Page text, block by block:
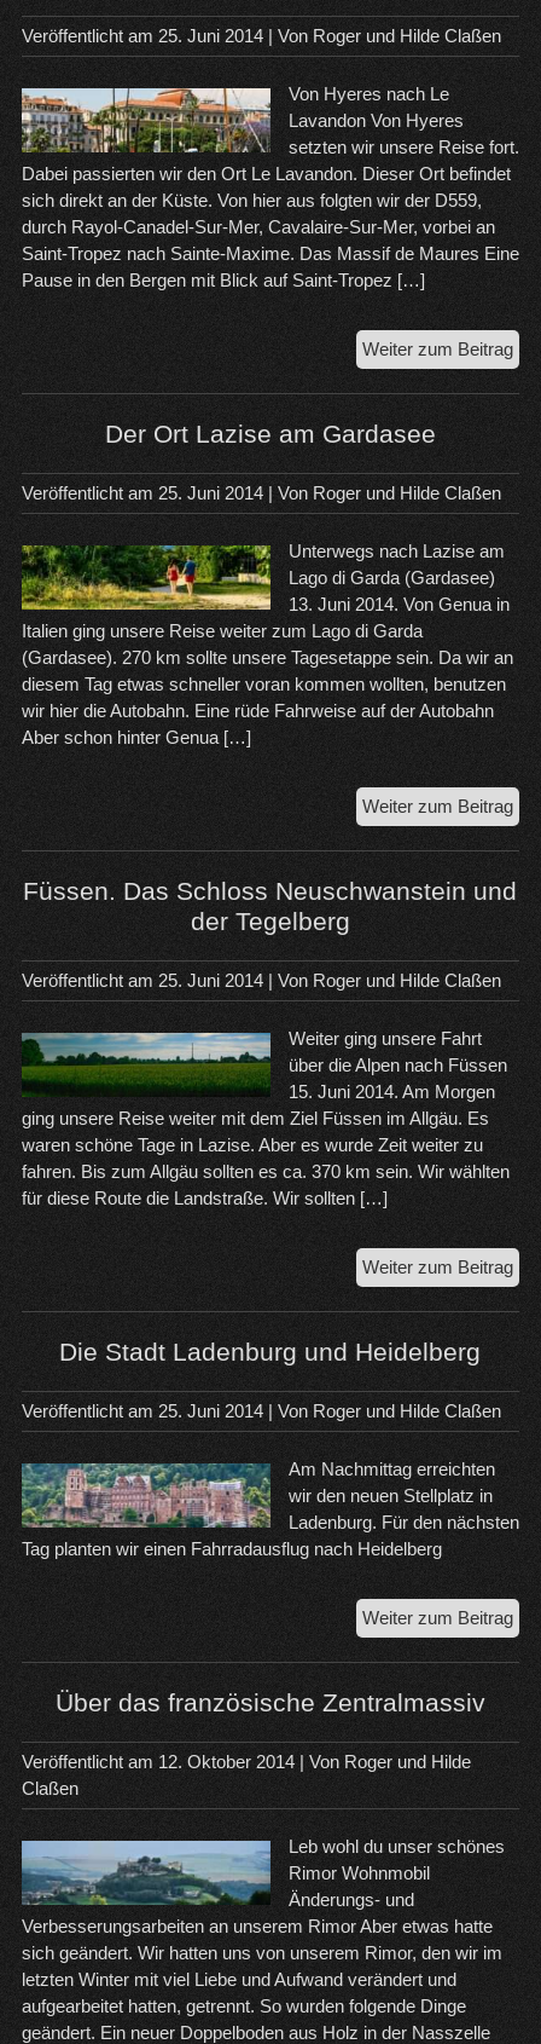
Veröffentlicht am 25. Juni 2014| Von Roger und Hilde Claßen
Von Hyeres nach Le
Lavandon Von Hyeres
setzten wir unsere Reise fort.
Dabei passierten wir den Ort Le Lavandon. Dieser Ort befindet
sich direkt an der Küste. Von hier aus folgten wir der D559,
durch Rayol-Canadel-Sur-Mer, Cavalaire-Sur-Mer, vorbei an
Saint-Tropez nach Sainte-Maxime. Das Massif de Maures Eine
Pause in den Bergen mit Blick auf Saint-Tropez […]
Weiter zum Beitrag
und
Der Ort Lazise am Gardasee
Veröffentlicht am 25. Juni 2014| Von Roger und Hilde Claßen
Unterwegs nach Lazise am
Lago di Garda (Gardasee)
13. Juni 2014. Von Genua in
Italien ging unsere Reise weiter zum Lago di Garda
(Gardasee). 270 km sollte unsere Tagesetappe sein. Da wir an
diesem Tag etwas schneller voran kommen wollten, benutzen
wir hier die Autobahn. Eine rüde Fahrweise auf der Autobahn
Aber schon hinter Genua […]
Weiter zum BeitragDer
Ort
am
Füssen. Das Schloss Neuschwanstein und
der Tegelberg
Veröffentlicht am 25. Juni 2014| Von Roger und Hilde Claßen
Weiter ging unsere Fahrt
über die Alpen nach Füssen
15. Juni 2014. Am Morgen
ging unsere Reise weiter mit dem Ziel Füssen im Allgäu. Es
waren schöne Tage in Lazise. Aber es wurde Zeit weiter zu
fahren. Bis zum Allgäu sollten es ca. 370 km sein. Wir wählten
für diese Route die Landstraße. Wir sollten […]
Weiter zum Beitrag
und
der
Die Stadt Ladenburg und Heidelberg
Veröffentlicht am 25. Juni 2014| Von Roger und Hilde Claßen
Am Nachmittag erreichten
wir den neuen Stellplatz in
Ladenburg. Für den nächsten
Tag planten wir einen Fahrradausflug nach Heidelberg
Weiter zum BeitragDie
Über das französische Zentralmassiv
Veröffentlicht am 12. Oktober 2014| Von Roger und Hilde
Claßen
Leb wohl du unser schönes
Rimor Wohnmobil
Änderungs- und
Verbesserungsarbeiten an unserem Rimor Aber etwas hatte
sich geändert. Wir hatten uns von unserem Rimor, den wir im
letzten Winter mit viel Liebe und Aufwand verändert und
aufgearbeitet hatten, getrennt. So wurden folgende Dinge
geändert. Ein neuer Doppelboden aus Holz in der Nasszelle